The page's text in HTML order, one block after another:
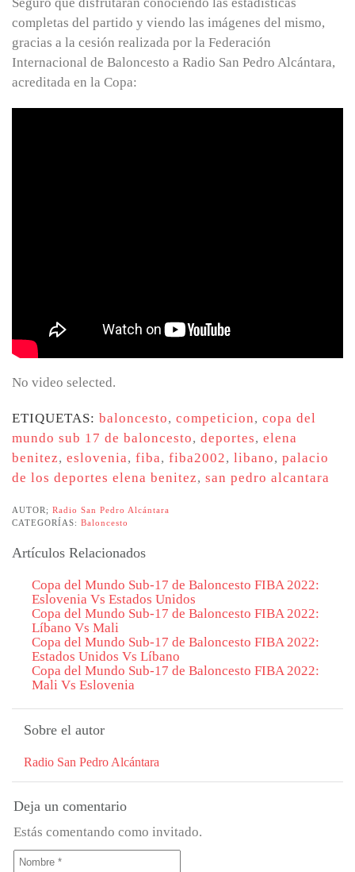
completas del partido y viendo las imágenes del mismo,
gracias a la cesión realizada por la Federación
Internacional de Baloncesto a Radio San Pedro Alcántara,
acreditada en la Copa:
No video selected.
ETIQUETAS: baloncesto, competicion, copa del
mundo sub 17 de baloncesto, deportes, elena
benitez, eslovenia, fiba, fiba2002, libano, palacio
de los deportes elena benitez, san pedro alcantara
AUTOR; Radio San Pedro Alcántara
CATEGORÍAS: Baloncesto
Artículos Relacionados
Copa del Mundo Sub-17 de Baloncesto FIBA ​​2022:
Eslovenia Vs Estados Unidos
Copa del Mundo Sub-17 de Baloncesto FIBA ​​2022:
Líbano Vs Mali
Copa del Mundo Sub-17 de Baloncesto FIBA ​​2022:
Estados Unidos Vs Líbano
Copa del Mundo Sub-17 de Baloncesto FIBA ​​2022:
Mali Vs Eslovenia
Sobre el autor
Radio San Pedro Alcántara
Deja un comentario
Estás comentando como invitado.